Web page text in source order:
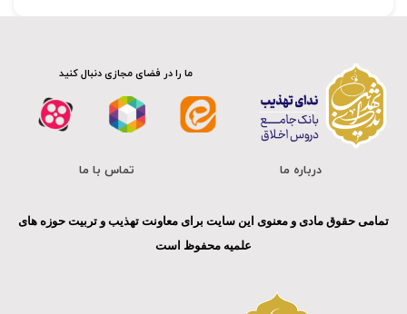
ما را در فضای مجازی دنبال کنید
درباره ما تماس با ما
تمامی حقوق مادی و معنوی این سایت برای معاونت تهذیب و تربیت حوزه های
علمیه محفوظ است